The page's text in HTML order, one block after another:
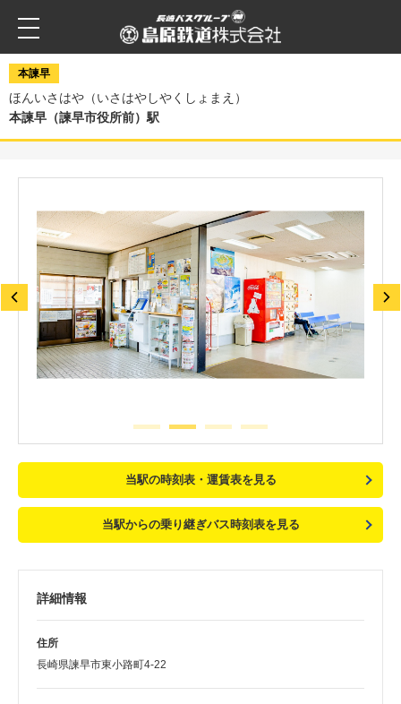
本諫早
ほんいさはや（いさはやしやくしょまえ）
本諫早（諫早市役所前）駅
当駅の時刻表・運賃表を見る
当駅からの乗り継ぎバス時刻表を見る
詳細情報
住所
長崎県諫早市東小路町4-22